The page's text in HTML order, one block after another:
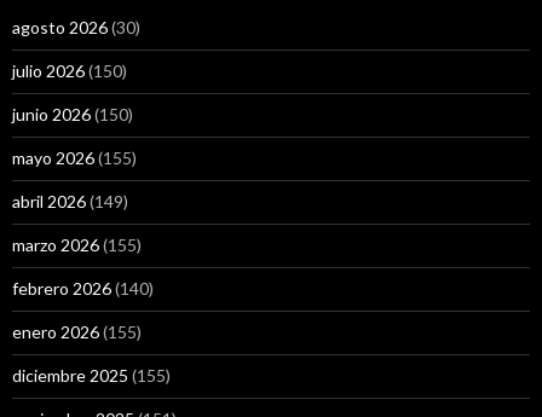
agosto 2026(30)
julio 2026(150)
junio 2026(150)
mayo 2026(155)
abril 2026(149)
marzo 2026(155)
febrero 2026(140)
enero 2026(155)
diciembre 2025 (155)